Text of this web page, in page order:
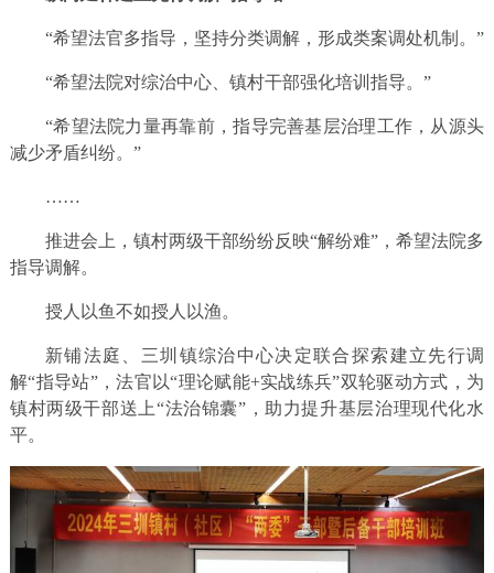
“希望法官多指导，坚持分类调解，形成类案调处机制。”
“希望法院对综治中心、镇村干部强化培训指导。”
“希望法院力量再靠前，指导完善基层治理工作，从源头
减少矛盾纠纷。”
……
推进会上，镇村两级干部纷纷反映“解纷难”，希望法院多
指导调解。
授人以鱼不如授人以渔。
新铺法庭、三圳镇综治中心决定联合探索建立先行调
解“指导站”，法官以“理论赋能+实战练兵”双轮驱动方式，为
镇村两级干部送上“法治锦囊”，助力提升基层治理现代化水
平。